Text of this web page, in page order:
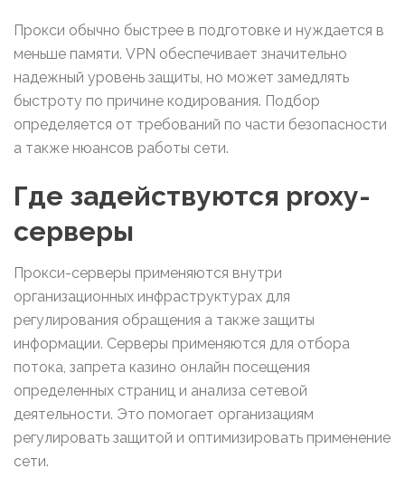
Прокси обычно быстрее в подготовке и нуждается в
меньше памяти. VPN обеспечивает значительно
надежный уровень защиты, но может замедлять
быстроту по причине кодирования. Подбор
определяется от требований по части безопасности
а также нюансов работы сети.
Где задействуются proxy-
серверы
Прокси-серверы применяются внутри
организационных инфраструктурах для
регулирования обращения а также защиты
информации. Серверы применяются для отбора
потока, запрета казино онлайн посещения
определенных страниц и анализа сетевой
деятельности. Это помогает организациям
регулировать защитой и оптимизировать применение
сети.